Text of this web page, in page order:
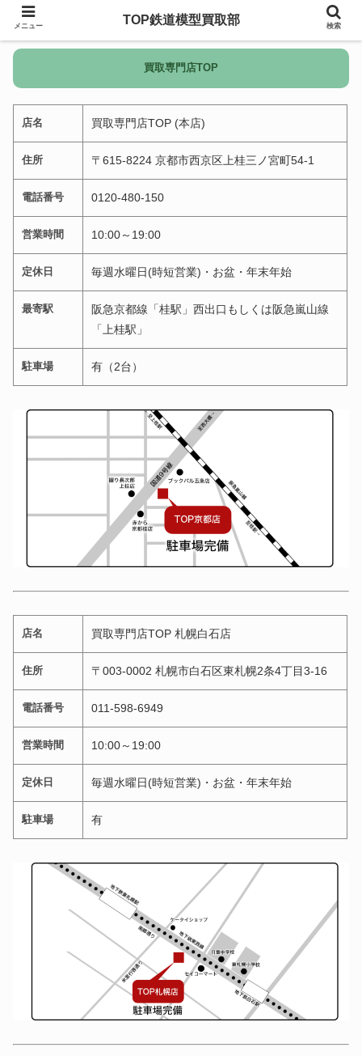
買取専門店TOP
店名 買取専門店TOP (本店)
住所 〒615-8224 京都市西京区上桂三ノ宮町54-1
電話番号 0120-480-150
営業時間 10:00～19:00
定休日 毎週水曜日(時短営業)・お盆・年末年始
最寄駅
阪急京都線「桂駅」西出口もしくは阪急嵐山線
「上桂駅」
駐車場 有（2台）
店名 買取専門店TOP 札幌白石店
住所 〒003-0002 札幌市白石区東札幌2条4丁目3-16
電話番号 011-598-6949
営業時間 10:00～19:00
定休日 毎週水曜日(時短営業)・お盆・年末年始
駐車場 有
メニュー TOP鉄道模型買取部 検索